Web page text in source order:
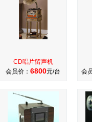
CD唱片留声机
会员价： 6800元/台 会